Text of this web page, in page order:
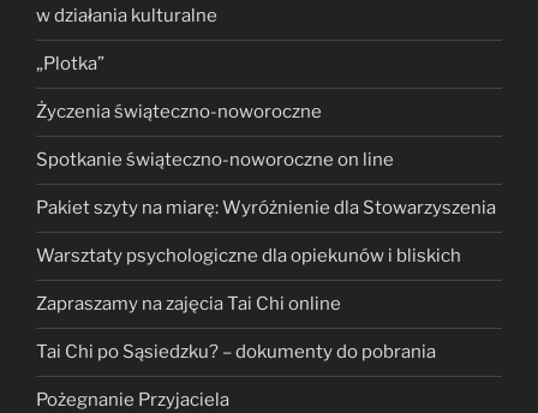
w działania kulturalne
„Plotka”
Życzenia świąteczno-noworoczne
Spotkanie świąteczno-noworoczne on line
Pakiet szyty na miarę: Wyróżnienie dla Stowarzyszenia
Warsztaty psychologiczne dla opiekunów i bliskich
Zapraszamy na zajęcia Tai Chi online
Tai Chi po Sąsiedzku? – dokumenty do pobrania
Pożegnanie Przyjaciela